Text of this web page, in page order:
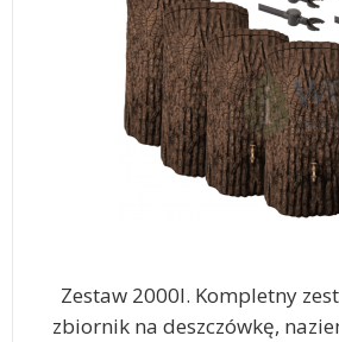
Zestaw 2000l. Kompletny
zbiornik na deszczówkę,